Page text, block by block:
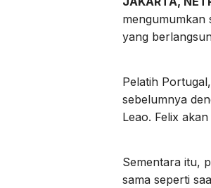
mengumumkan
yang
Pelatih
sebelumnya
Leao. Felix
Sementara itu,
sama seperti